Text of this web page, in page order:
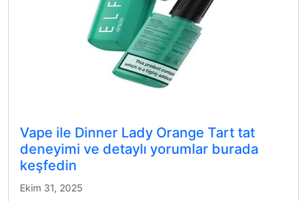
Vape ile Dinner Lady Orange Tart tat
deneyimi ve detaylı yorumlar burada
keşfedin
Ekim 31, 2025